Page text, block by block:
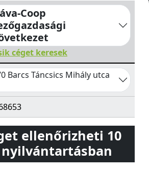
SzövetkezetTáncsics
Coop
céget keresek
Barcs Táncsics Mihály utca
ellenőrizheti 10